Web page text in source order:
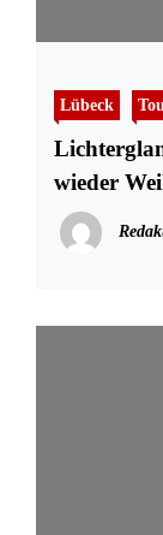
Lübeck
wieder